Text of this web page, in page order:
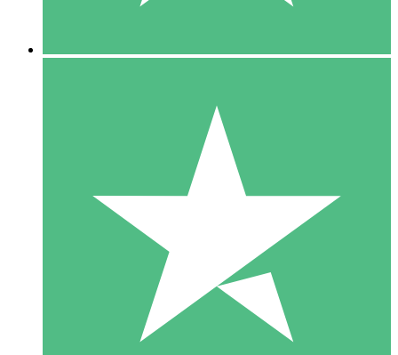
10 Descargas
20 00